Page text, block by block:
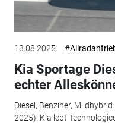
13.08.2025
Kia Sportage
echter
Diesel, Benziner,
2025). Kia lebt